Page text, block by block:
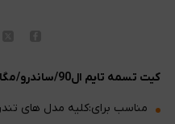
کیت تسمه تایم ال90/ساندرو/مگان1600اصلی رنو 29R با شناسه کالا
مناسب برای:کلیه مدل های تندر90/ساندرو